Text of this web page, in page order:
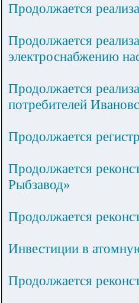
Продолжается
Продолжается
электроснабжению
Продолжается
потребителей
Продолжается
Продолжается
Рыбзавод»
Продолжается
Инвестиции в
Продолжается